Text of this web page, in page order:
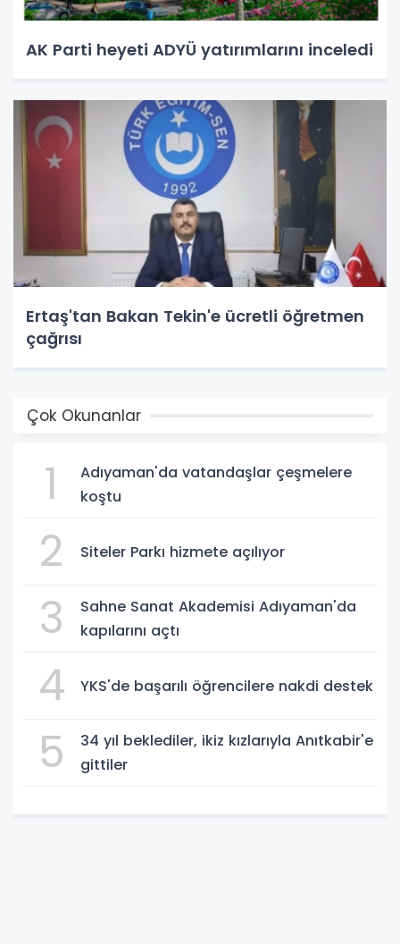
AK Parti heyeti ADYÜ yatırımlarını inceledi
Ertaş'tan Bakan Tekin'e ücretli öğretmen
çağrısı
Çok Okunanlar
1
Adıyaman'da vatandaşlar çeşmelere
koştu
2 Siteler Parkı hizmete açılıyor
3
Sahne Sanat Akademisi Adıyaman'da
kapılarını açtı
4 YKS'de başarılı öğrencilere nakdi destek
5
34 yıl beklediler, ikiz kızlarıyla Anıtkabir'e
gittiler